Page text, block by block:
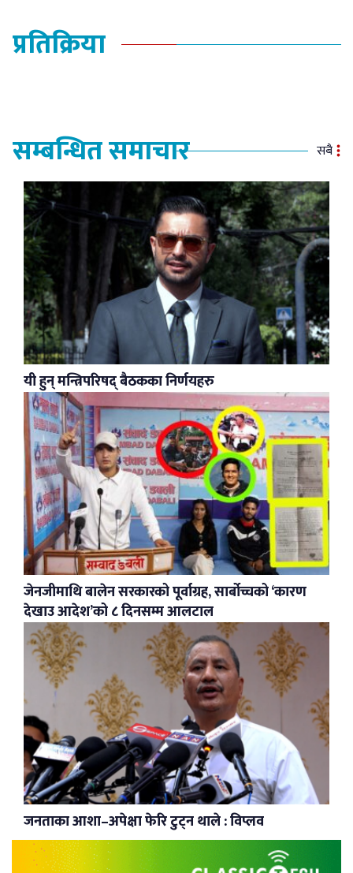
प्रतिक्रिया
सम्बन्धित समाचार सबै
यी हुन् मन्त्रिपरिषद् बैठकका निर्णयहरु
जेनजीमाथि बालेन सरकारको पूर्वाग्रह, सार्बोच्चको ‘कारण
देखाउ आदेश’को ८ दिनसम्म आलटाल
जनताका आशा–अपेक्षा फेरि टुट्न थाले : विप्लव